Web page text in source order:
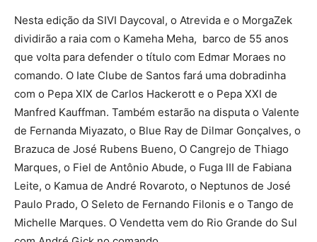
Nesta edição da SIVI Daycoval, o Atrevida e o MorgaZek
dividirão a raia com o Kameha Meha, barco de 55 anos
que volta para defender o título com Edmar Moraes no
comando. O Iate Clube de Santos fará uma dobradinha
com o Pepa XIX de Carlos Hackerott e o Pepa XXI de
Manfred Kauffman. Também estarão na disputa o Valente
de Fernanda Miyazato, o Blue Ray de Dilmar Gonçalves, o
Brazuca de José Rubens Bueno, O Cangrejo de Thiago
Marques, o Fiel de Antônio Abude, o Fuga III de Fabiana
Leite, o Kamua de André Rovaroto, o Neptunos de José
Paulo Prado, O Seleto de Fernando Filonis e o Tango de
Michelle Marques. O Vendetta vem do Rio Grande do Sul